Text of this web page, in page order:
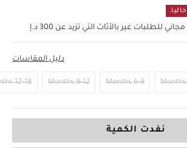
للطلبات غير بالأثاث التي تزيد عن 300 د.إ
دليل المقاسات
6-9 Months
9-12 Months
12-18 Months
نفدت الكمية